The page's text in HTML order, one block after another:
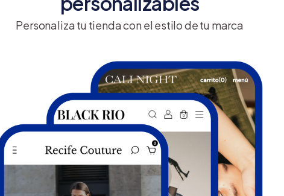
Personaliza tu tienda con el estilo de tu marca